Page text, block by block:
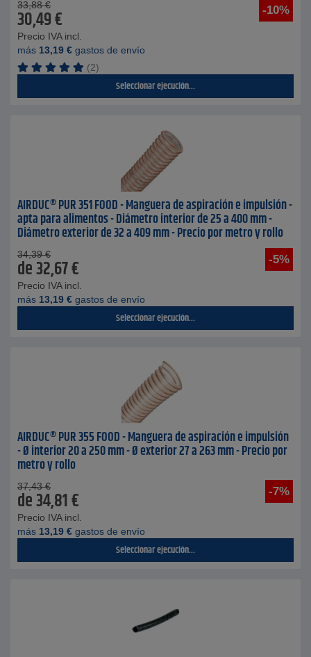
-10%
33,88 €
30,49€
Precio IVA incl.
más 13,19 € gastos de envío
(2)
Seleccionar ejecución...
AIRDUC® PUR 351 FOOD - Manguera de aspiración e impulsión -
apta para alimentos - Diámetro interior de 25 a 400 mm -
Diámetro exterior de 32 a 409 mm - Precio por metro y rollo
-5%
34,39 €
de32,67€
Precio IVA incl.
más 13,19 € gastos de envío
Seleccionar ejecución...
AIRDUC® PUR 355 FOOD - Manguera de aspiración e impulsión
- Ø interior 20 a 250 mm - Ø exterior 27 a 263 mm - Precio por
metro y rollo
-7%
37,43 €
de34,81€
Precio IVA incl.
más 13,19 € gastos de envío
Seleccionar ejecución...